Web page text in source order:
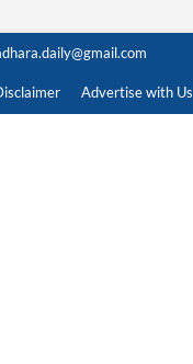
Advertise with Us